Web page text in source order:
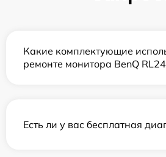
Какие комплектующие
ремонте монитора BenQ
Есть ли у вас бесплатная